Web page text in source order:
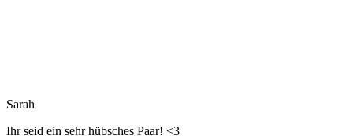
Sarah
Ihr seid ein sehr hübsches Paar! <3